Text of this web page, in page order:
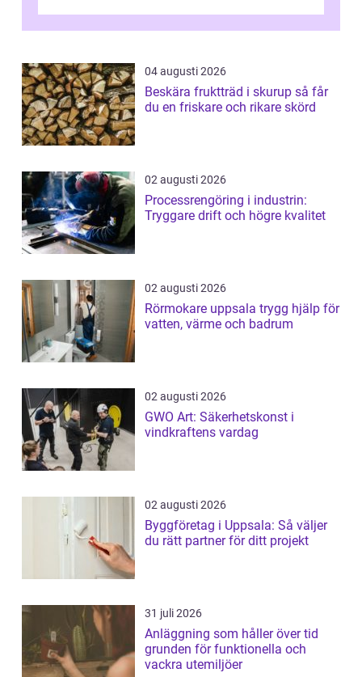
04 augusti 2026
Beskära fruktträd i skurup så får
du en friskare och rikare skörd
02 augusti 2026
Processrengöring i industrin:
Tryggare drift och högre kvalitet
02 augusti 2026
Rörmokare uppsala trygg hjälp för
vatten, värme och badrum
02 augusti 2026
GWO Art: Säkerhetskonst i
vindkraftens vardag
02 augusti 2026
Byggföretag i Uppsala: Så väljer
du rätt partner för ditt projekt
31 juli 2026
Anläggning som håller över tid
grunden för funktionella och
vackra utemiljöer